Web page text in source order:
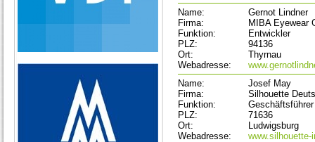
Name:
Gernot Lindner
Firma:
MIBA Eyewear
Funktion:
Entwickler
PLZ:
94136
Ort:
Thyrnau
Webadresse:
Name:
Josef May
Firma:
Silhouette
Funktion:
Geschäftsführer
PLZ:
71636
Ort:
Ludwigsburg
Webadresse: